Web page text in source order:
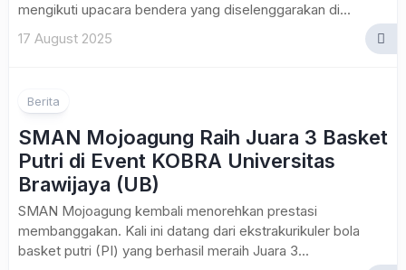
mengikuti upacara bendera yang diselenggarakan di...
17 August 2025
Berita
SMAN Mojoagung Raih Juara 3 Basket
Putri di Event KOBRA Universitas
Brawijaya (UB)
SMAN Mojoagung kembali menorehkan prestasi
membanggakan. Kali ini datang dari ekstrakurikuler bola
basket putri (PI) yang berhasil meraih Juara 3...